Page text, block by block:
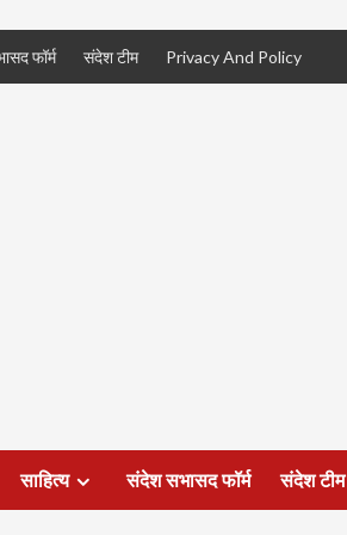
फॉर्म संदेश टीम Privacy And Policy
साहित्य संदेश सभासद फॉर्म संदेश टीम